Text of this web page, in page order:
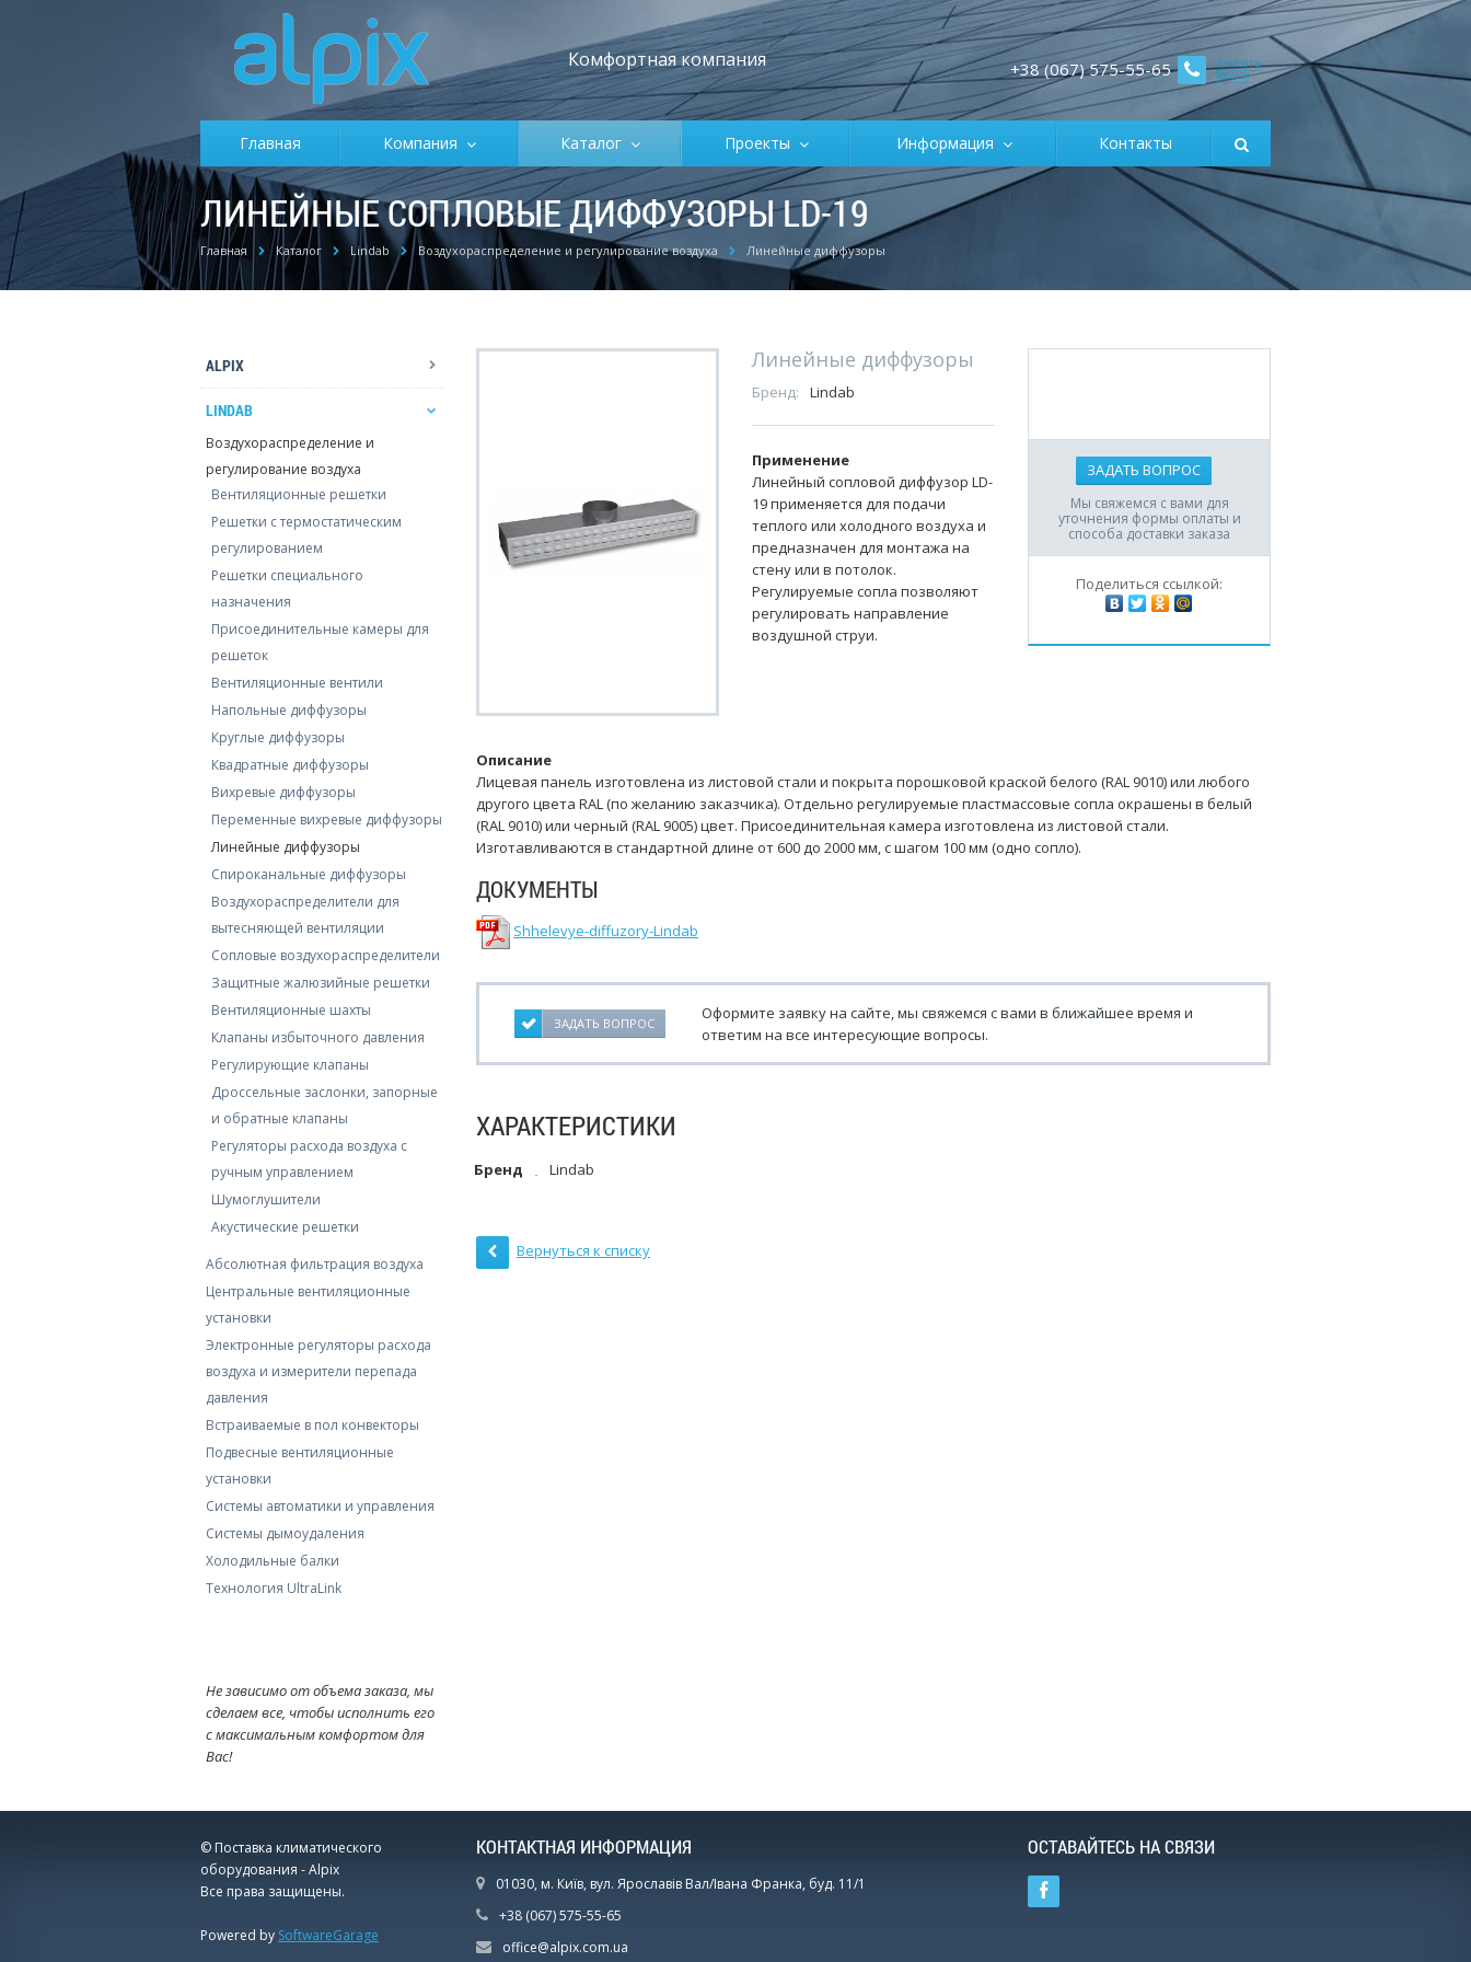
Комфортная компания Заказать
звонок
+38 (067) 575-55-65
Главная Компания Каталог Проекты Информация Контакты
ЛИНЕЙНЫЕ СОПЛОВЫЕ ДИФФУЗОРЫ LD-19
Главная Каталог Lindab Воздухораспределение и регулирование воздуха Линейные диффузоры
ALPIX
LINDAB
Воздухораспределение и
регулирование воздуха
Вентиляционные решетки
Решетки с термостатическим
регулированием
Решетки специального
назначения
Присоединительные камеры для
решеток
Вентиляционные вентили
Напольные диффузоры
Круглые диффузоры
Квадратные диффузоры
Вихревые диффузоры
Переменные вихревые диффузоры
Линейные диффузоры
Спироканальные диффузоры
Воздухораспределители для
вытесняющей вентиляции
Сопловые воздухораспределители
Защитные жалюзийные решетки
Вентиляционные шахты
Клапаны избыточного давления
Регулирующие клапаны
Дроссельные заслонки, запорные
и обратные клaпаны
Регуляторы расхода воздуха с
ручным управлением
Шумоглушители
Акустические решетки
Абсолютная фильтрация воздуха
Центральные вентиляционные
установки
Электронные регуляторы расхода
воздуха и измерители перепада
давления
Встраиваемые в пол конвекторы
Подвесные вентиляционные
установки
Системы автоматики и управления
Системы дымоудаления
Холодильные балки
Технология UltraLink
Не зависимо от объема заказа, мы
сделаем все, чтобы исполнить его
с максимальным комфортом для
Вас!
Линейные диффузоры
Бренд: Lindab
Применение
Линейный сопловой диффузор LD-
19 применяется для подачи
теплого или холодного воздуха и
предназначен для монтажа на
стену или в потолок.
Регулируемые сопла позволяют
регулировать направление
воздушной струи.
ЗАДАТЬ ВОПРОС
Мы свяжемся с вами для
уточнения формы оплаты и
способа доставки заказа
Поделиться ссылкой:
Описание
Лицевая панель изготовлена из листовой стали и покрыта порошковой краской белого (RAL 9010) или любого
другого цвета RAL (по желанию заказчика). Отдельно регулируемые пластмассовые сопла окрашены в белый
(RAL 9010) или черный (RAL 9005) цвет. Присоединительная камера изготовлена из листовой стали.
Изготавливаются в стандартной длине от 600 до 2000 мм, с шагом 100 мм (одно сопло).
ДОКУМЕНТЫ
Shhelevye-diffuzory-Lindab
ЗАДАТЬ ВОПРОС
Оформите заявку на сайте, мы свяжемся с вами в ближайшее время и
ответим на все интересующие вопросы.
ХАРАКТЕРИСТИКИ
Бренд Lindab
Вернуться к списку
© Поставка климатического
оборудования - Alpix
Все права защищены.
Powered by SoftwareGarage
КОНТАКТНАЯ ИНФОРМАЦИЯ
01030, м. Київ, вул. Ярославів Вал/Івана Франка, буд. 11/1
+38 (067) 575-55-65
office@alpix.com.ua
ОСТАВАЙТЕСЬ НА СВЯЗИ